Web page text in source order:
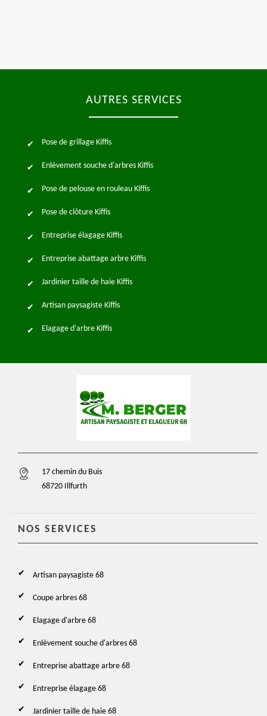
AUTRES SERVICES
Pose de grillage Kiffis
Enlèvement souche d'arbres Kiffis
Pose de pelouse en rouleau Kiffis
Pose de clôture Kiffis
Entreprise élagage Kiffis
Entreprise abattage arbre Kiffis
Jardinier taille de haie Kiffis
Artisan paysagiste Kiffis
Elagage d'arbre Kiffis
17 chemin du Buis
68720 Illfurth
NOS SERVICES
Artisan paysagiste 68
Coupe arbres 68
Elagage d'arbre 68
Enlèvement souche d'arbres 68
Entreprise abattage arbre 68
Entreprise élagage 68
Jardinier taille de haie 68